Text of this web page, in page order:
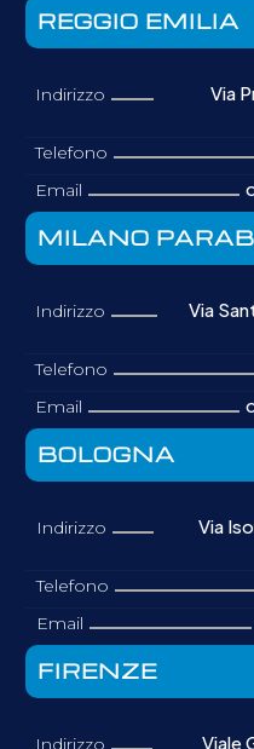
REGGIO EMILIA
Indirizzo
Via
Telefono
Email
MILANO
Indirizzo
Via
Telefono
Email
BOLOGNA
Indirizzo
Via
Telefono
Email
FIRENZE
Indirizzo
Viale